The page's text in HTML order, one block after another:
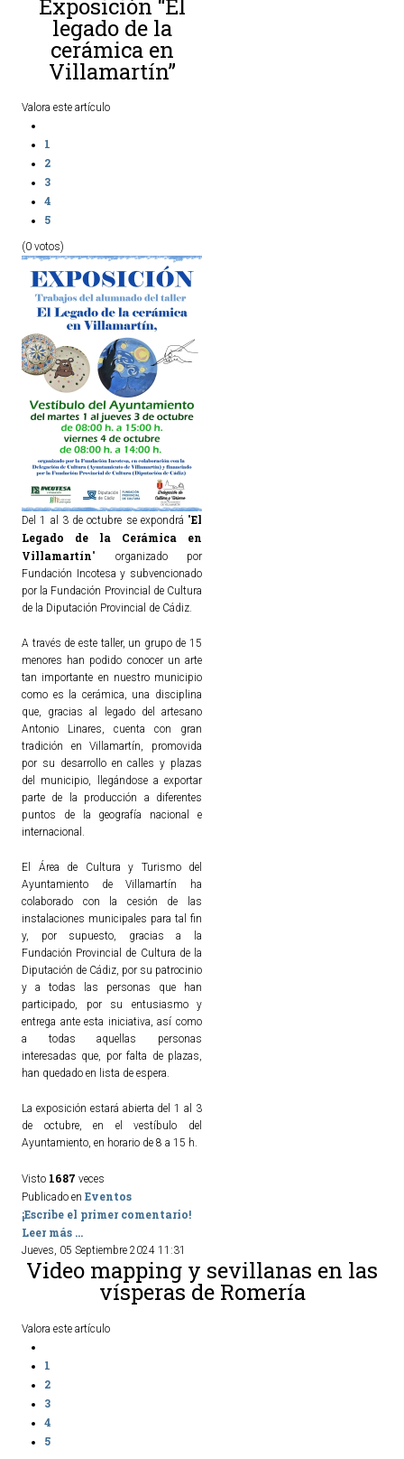
Exposición “El
legado de la
cerámica en
Villamartín”
Valora este artículo
1
2
3
4
5
(0 votos)
Del 1 al 3 de octubre se expondrá "El
Legado de la Cerámica en
Villamartín" organizado por
Fundación Incotesa y subvencionado
por la Fundación Provincial de Cultura
de la Diputación Provincial de Cádiz.
A través de este taller, un grupo de 15
menores han podido conocer un arte
tan importante en nuestro municipio
como es la cerámica, una disciplina
que, gracias al legado del artesano
Antonio Linares, cuenta con gran
tradición en Villamartín, promovida
por su desarrollo en calles y plazas
del municipio, llegándose a exportar
parte de la producción a diferentes
puntos de la geografía nacional e
internacional.
El Área de Cultura y Turismo del
Ayuntamiento de Villamartín ha
colaborado con la cesión de las
instalaciones municipales para tal fin
y, por supuesto, gracias a la
Fundación Provincial de Cultura de la
Diputación de Cádiz, por su patrocinio
y a todas las personas que han
participado, por su entusiasmo y
entrega ante esta iniciativa, así como
a todas aquellas personas
interesadas que, por falta de plazas,
han quedado en lista de espera.
La exposición estará abierta del 1 al 3
de octubre, en el vestíbulo del
Ayuntamiento, en horario de 8 a 15 h.
Visto 1687 veces
Publicado en Eventos
¡Escribe el primer comentario!
Leer más ...
Jueves, 05 Septiembre 2024 11:31
Video mapping y sevillanas en las
vísperas de Romería
Valora este artículo
1
2
3
4
5